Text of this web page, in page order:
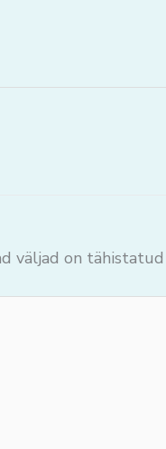
väljad on tähistatud